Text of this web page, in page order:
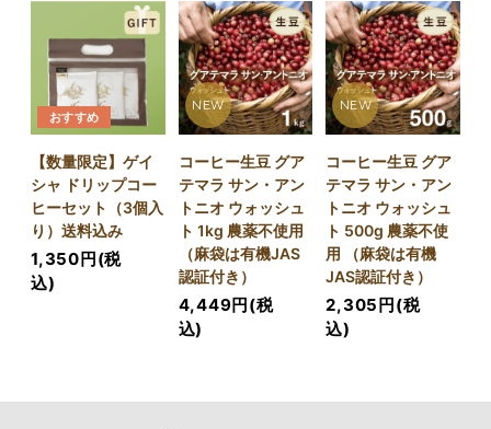
おすすめ
【数量限定】ゲイ
シャ ドリップコー
ヒーセット（3個入
り）送料込み
1,350円(税
込)
NEW
コーヒー生豆 グア
テマラ サン・アン
トニオ ウォッシュ
ト 1kg 農薬不使用
（麻袋は有機JAS
認証付き）
4,449円(税
込)
NEW
コーヒー生豆 グア
テマラ サン・アン
トニオ ウォッシュ
ト 500g 農薬不使
用 （麻袋は有機
JAS認証付き）
2,305円(税
込)